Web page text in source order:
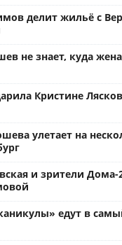
делит жильё с
не знает, куда
Кристине
улетает на
и зрители Дома-
едут в